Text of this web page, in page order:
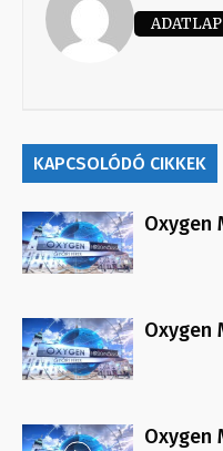
ADATLAP
KAPCSOLÓDÓ CIKKEK
Oxygen
Oxygen
Oxygen